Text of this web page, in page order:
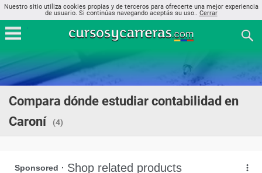
Nuestro sitio utiliza cookies propias y de terceros para ofrecerte una mejor experiencia
de usuario. Si continúas navegando aceptás su uso.. Cerrar
Compara dónde estudiar contabilidad en
Caroní
(4)